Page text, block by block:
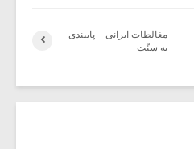
مغالطات ایرانی – پایبندی
به سنّت